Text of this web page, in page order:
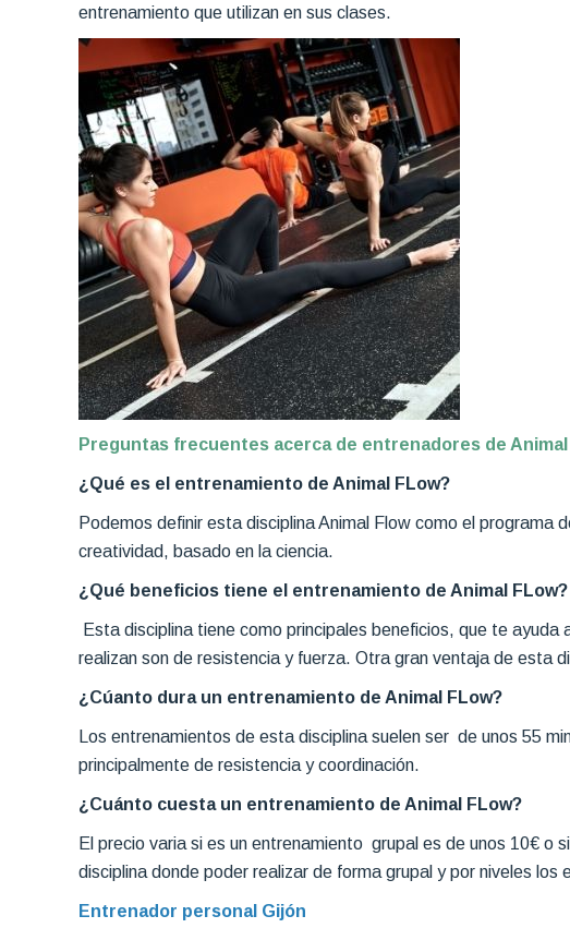
entrenamiento que utilizan en sus clases.
Preguntas frecuentes acerca de entrenadores de Animal
¿Qué es el entrenamiento de Animal FLow?
Podemos definir esta disciplina Animal Flow como el
creatividad, basado en la ciencia.
¿Qué beneficios tiene el entrenamiento de Animal FLow?
Esta disciplina tiene como principales beneficios, que te
realizan son de resistencia y fuerza. Otra gran ventaja de esta
¿Cúanto dura un entrenamiento de Animal FLow?
Los entrenamientos de esta disciplina suelen ser de unos 55
principalmente de resistencia y coordinación.
¿Cuánto cuesta un entrenamiento de Animal FLow?
El precio varia si es un entrenamiento grupal es de unos 10€ o
disciplina donde poder realizar de forma grupal y por niveles los
Entrenador personal Gijón